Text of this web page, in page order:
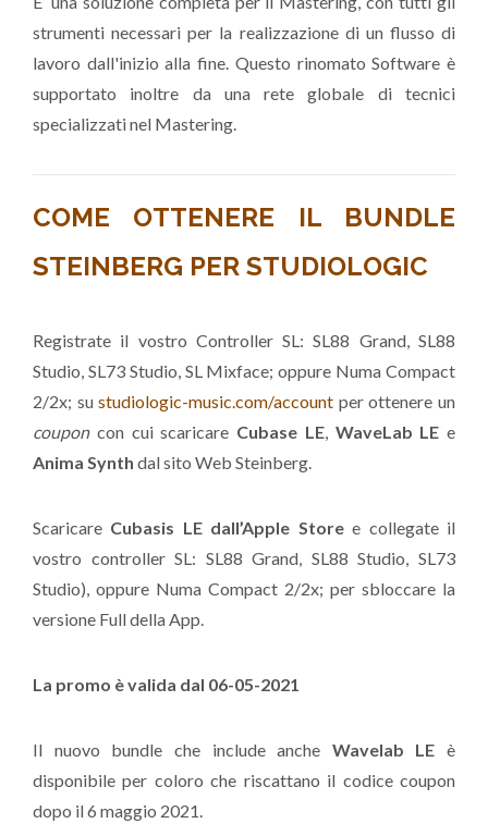
strumenti necessari per la realizzazione di un flusso di
lavoro dall'inizio alla fine. Questo rinomato Software è
supportato inoltre da una rete globale di tecnici
specializzati nel Mastering.
COME OTTENERE IL BUNDLE
STEINBERG PER STUDIOLOGIC
Registrate il vostro Controller SL: SL88 Grand, SL88
Studio, SL73 Studio, SL Mixface; oppure Numa Compact
2/2x; sustudiologic-music.com/account per ottenere un
couponcon cui scaricare Cubase LE, WaveLab LE e
Anima Synth dal sito Web Steinberg.
Scaricare Cubasis LE dall’Apple Storee collegate il
vostro controller SL: SL88 Grand, SL88 Studio, SL73
Studio), oppure Numa Compact 2/2x; per sbloccare la
versione Full della App.
La promo è valida dal 06-05-2021
Il nuovo bundle che include anche Wavelab LE è
disponibile per coloro che riscattano il codice coupon
dopo il 6 maggio 2021.